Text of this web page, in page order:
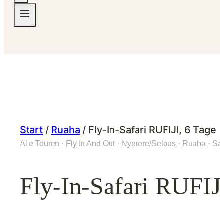
Start / Ruaha / Fly-In-Safari RUFIJI, 6 Tage
Alle Touren · Fly In And Out · Nyerere/Selous · Ruaha ·
Fly-In-Safari